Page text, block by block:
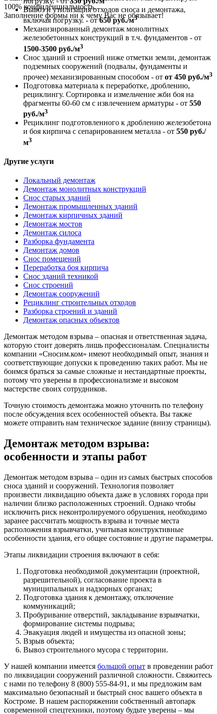
100% конфиденциальность.
Заполнение формы ни к чему Вас не обязывает!
Вывоз и утилизация отходов сноса и демонтажа,
включая погрузку. - от650 руб./м3
Механизированный демонтаж монолитных
железобетонных конструкций в т.ч. фундаментов - от
1500-3500 руб./м3
Снос зданий и строений ниже отметки земли, демонтаж
подземных сооружений (подвалы, фундаменты и
прочее) механизированным способом - от от 450 руб./м3
Подготовка материала к переработке, дроблению,
рециклингу. Сортировка и измельчение жби боя на
фрагменты 60-60 см с извлечением арматуры - от 550
руб./м3
Рециклинг подготовленного к дроблению железобетона
и боя кирпича с сепарированием металла - от 550 руб./
м3
Другие услуги
Локальный демонтаж
Демонтаж монолитных конструкций
Снос старых зданий
Демонтаж промышленных зданий
Демонтаж кирпичных зданий
Демонтаж мостов
Демонтаж силоса
Разборка фундамента
Демонтаж домов
Снос помещений
Переработка боя кирпича
Снос зданий техникой
Снос строений
Демонтаж сооружений
Рециклинг строительных отходов
Разборка строений и зданий
Демонтаж опасных объектов
Демонтаж методом взрыва – опасная и ответственная задача,
которую стоит доверять лишь профессионалам. Специалисты
компании «Сносим.ком» имеют необходимый опыт, знания и
соответствующие допуски к проведению таких работ. Мы не
боимся браться за самые сложные и нестандартные проекты,
потому что уверены в профессионализме и высоком
мастерстве своих сотрудников.
Точную стоимость демонтажа можно уточнить по телефону
после обсуждения всех особенностей объекта. Вы также
можете отправить нам техническое задание (внизу страницы).
Демонтаж методом взрыва:
особенности и этапы работ
Демонтаж методом взрыва – один из самых быстрых способов
сноса зданий и сооружений. Технология позволяет
произвести ликвидацию объекта даже в условиях города при
наличии близко расположенных строений. Однако чтобы
исключить риск неконтролируемого обрушения, необходимо
заранее рассчитать мощность взрыва и точные места
расположения взрывчатки, учитывая конструктивные
особенности здания, его общее состояние и другие параметры.
Этапы ликвидации строения включают в себя:
Подготовка необходимой документации (проектной,
разрешительной), согласование проекта в
муниципальных и надзорных органах;
Подготовка здания к демонтажу, отключение
коммуникаций;
Пробуривание отверстий, закладывание взрывчатки,
формирование системы подрыва;
Эвакуация людей и имущества из опасной зоны;
Взрыв объекта;
Вывоз строительного мусора с территории.
У нашей компании имеется большой опыт в проведении работ
по ликвидации сооружений различной сложности. Свяжитесь
с нами по телефону 8 (800) 555-84-91, и мы предложим вам
максимально безопасный и быстрый снос вашего объекта в
Костроме. В нашем распоряжении собственный автопарк
современной спецтехники, поэтому будьте уверены – мы